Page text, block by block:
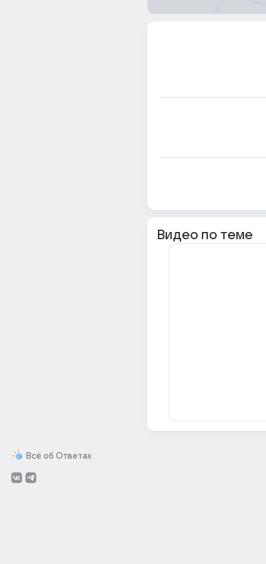
Всё об Ответах
Видео по теме